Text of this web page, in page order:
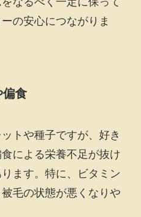
の安心につながりま
偏食
トや種子ですが、好き
による栄養不足が抜け
ます。特に、ビタミン
毛の状態が悪くなりや